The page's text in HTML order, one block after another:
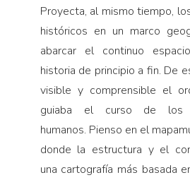
Proyecta, al mismo tiempo,
históricos en un marco
abarcar el continuo
historia de principio a fin. De
visible y comprensible el
guiaba el curso de los
humanos. Pienso en el
donde la estructura y el
una cartografía más basada